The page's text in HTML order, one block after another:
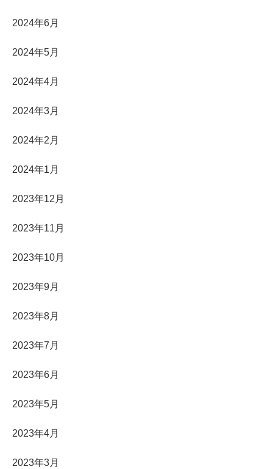
2024年6月
2024年5月
2024年4月
2024年3月
2024年2月
2024年1月
2023年12月
2023年11月
2023年10月
2023年9月
2023年8月
2023年7月
2023年6月
2023年5月
2023年4月
2023年3月